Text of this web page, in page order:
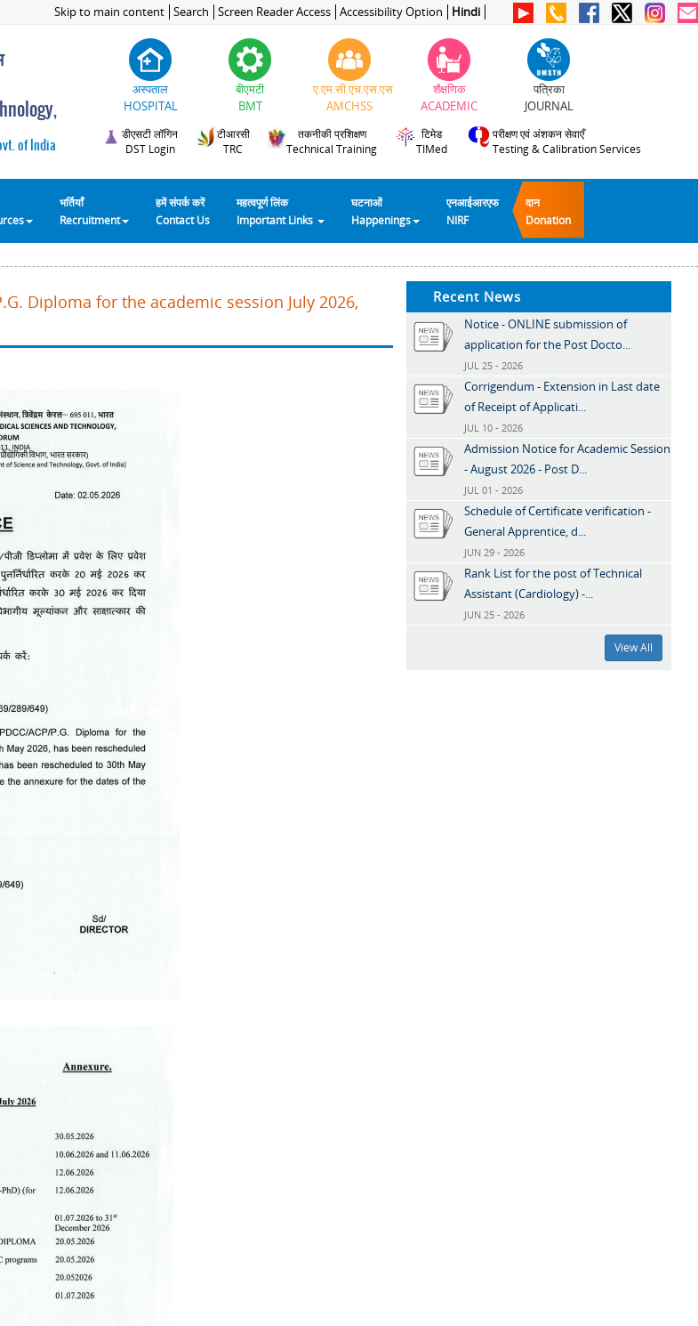
Skip to main content Search Screen Reader Access Accessibility Option Hindi
of India
अस्पताल
HOSPITAL
बीएमटी
BMT
ए.एम.सी.एच.एस.एस
AMCHSS
शैक्षणिक
ACADEMIC
पत्रिका
JOURNAL
डीएसटी लॉगिन
DST Login
टीआरसी
TRC
तकनीकी प्रशिक्षण
Technical Training
टिमेड
TIMed
परीक्षण एवं अंशकन सेवाएँ
Testing & Calibration Services
भर्तियाँ
Recruitment
हमें संपर्क करें
Contact Us
महत्वपूर्ण लिंक
Important Links
घटनाओं
Happenings
एनआईआरएफ
NIRF
दान
Donation
Diploma for the academic session July 2026,
Recent News
Notice - ONLINE submission of
application for the Post Docto...
JUL 25 - 2026
Corrigendum - Extension in Last date
of Receipt of Applicati...
JUL 10 - 2026
Admission Notice for Academic Session
- August 2026 - Post D...
JUL 01 - 2026
Schedule of Certificate verification -
General Apprentice, d...
JUN 29 - 2026
Rank List for the post of Technical
Assistant (Cardiology) -...
JUN 25 - 2026
View All